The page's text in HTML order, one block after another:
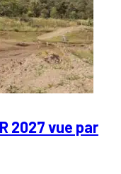
2027 vue par